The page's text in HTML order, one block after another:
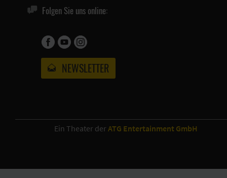
Folgen Sie uns online:
NEWSLETTER
Ein Theater der ATG Entertainment GmbH